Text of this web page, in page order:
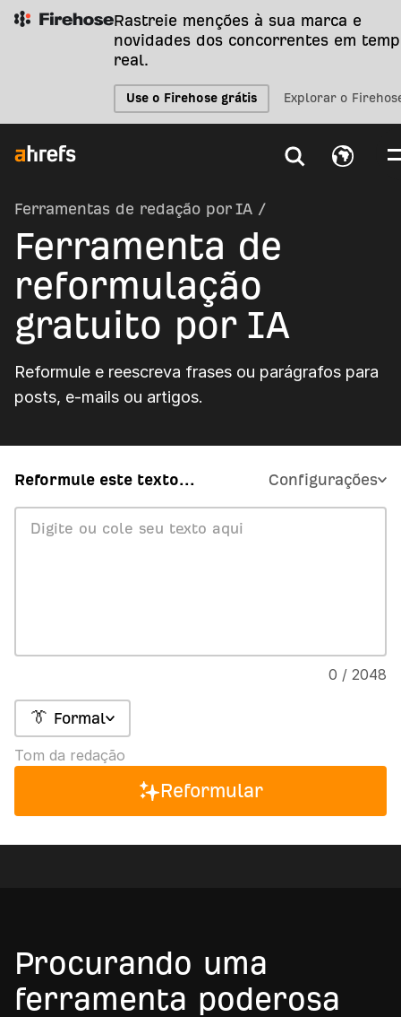
Rastreie menções à sua marca e
novidades dos concorrentes em
real.
Use o Firehose grátis Explorar o
Ferramentas de redação por IA /
Ferramenta de
reformulação
gratuito por IA
Reformule e reescreva frases ou parágrafos para
posts, e-mails ou artigos.
Reformule este texto... Configurações
0 / 2048
👔 Formal
Tom da redação
Reformular
Procurando uma
ferramenta poderosa